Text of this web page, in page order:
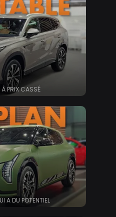
À PRIX CASSÉ
A DU POTENTIEL